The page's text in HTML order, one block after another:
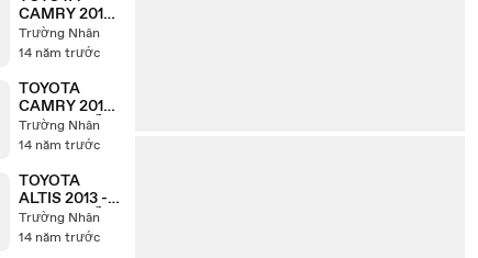
CẦN THƠ-
0968 852 852
CAMRY 2013
- TOYOTA
CẦN THƠ
MÃI
Trường Nhân
14 năm trước
TOYOTA
CAMRY 2013-
TOYOTA CẦN
THƠ - 0968
Trường Nhân
14 năm trước
TOYOTA
ALTIS 2013 -
TOYOTA CẦN
THƠ –
Trường Nhân
14 năm trước